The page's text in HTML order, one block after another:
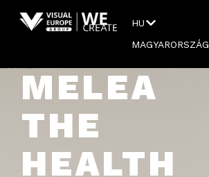
HU
MAGYARORSZÁG
MELEA
THE
HEALTH